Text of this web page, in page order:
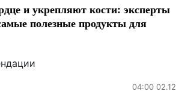
и укрепляют кости: эксперты
полезные продукты для
04:00 02.12